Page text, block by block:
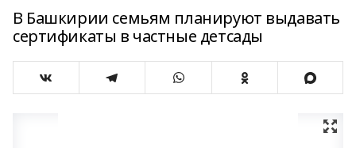
В Башкирии семьям планируют выдавать
сертификаты в частные детсады